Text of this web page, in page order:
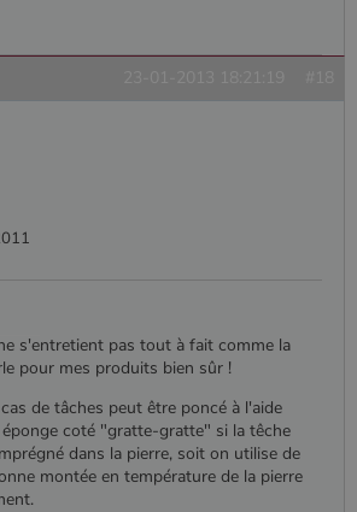
s'entretient pas tout à fait comme la
pour mes produits bien sûr !
de tâches peut être poncé à l'aide
coté "gratte-gratte" si la têche
dans la pierre, soit on utilise de
montée en température de la pierre